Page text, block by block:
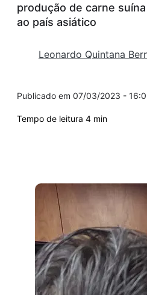
produção de carne
ao país asiático
Leonardo Quintana
07/03/2023 -